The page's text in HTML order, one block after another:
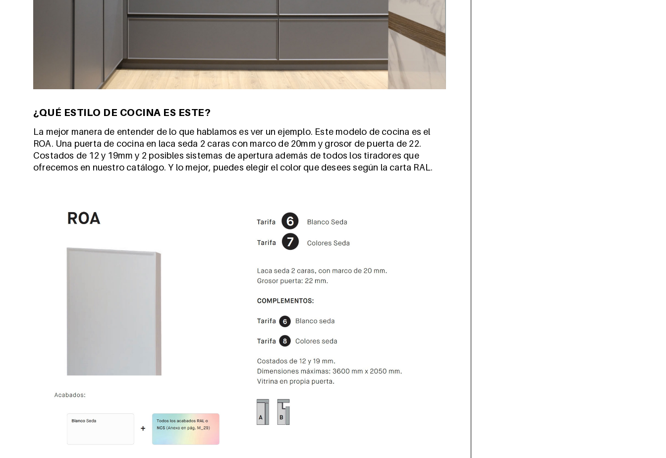
¿QUÉ ESTILO DE COCINA ES ESTE?
La mejor manera de entender de lo que hablamos es ver un ejemplo. Este modelo de cocina es el
ROA. Una puerta de cocina en laca seda 2 caras con marco de 20mm y grosor de puerta de 22.
Costados de 12 y 19mm y 2 posibles sistemas de apertura además de todos los tiradores que
ofrecemos en nuestro catálogo. Y lo mejor, puedes elegir el color que desees según la carta RAL.